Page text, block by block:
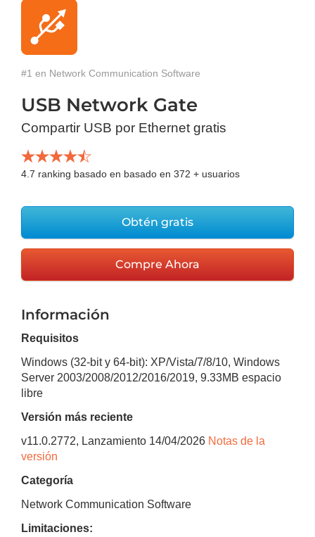
#1 en Network Communication Software
USB Network Gate
Compartir USB por Ethernet gratis
4.7 ranking basado en basado en 372 + usuarios
Obtén gratis
Compre Ahora
Información
Requisitos
Windows (32-bit y 64-bit): XP/Vista/7/8/10, Windows
Server 2003/2008/2012/2016/2019, 9.33MB espacio
libre
Versión más reciente
v11.0.2772, Lanzamiento 14/04/2026 Notas de la
versión
Categoría
Network Communication Software
Limitaciones: